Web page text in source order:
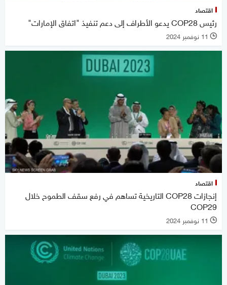
اقتصاد
رئيس COP28 يدعو الأطراف إلى دعم تنفيذ "اتفاق الإمارات"
l 11 نوفمبر 2024
اقتصاد
إنجازات COP28 التاريخية تساهم في رفع سقف الطموح خلال
COP29
l 11 نوفمبر 2024